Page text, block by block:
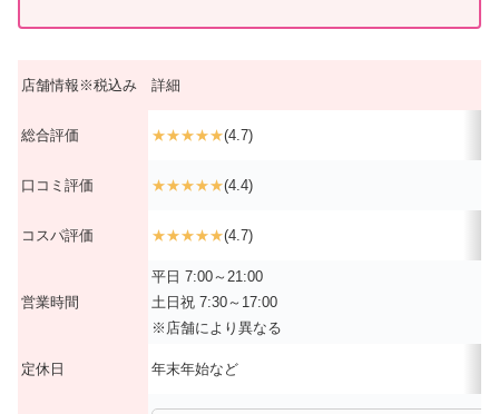
店舗情報※税込み 詳細
総合評価 ★★★★★(4.7)
口コミ評価 ★★★★★(4.4)
コスパ評価 ★★★★★(4.7)
営業時間
平日 7:00～21:00
土日祝 7:30～17:00
※店舗により異なる
定休日 年末年始など